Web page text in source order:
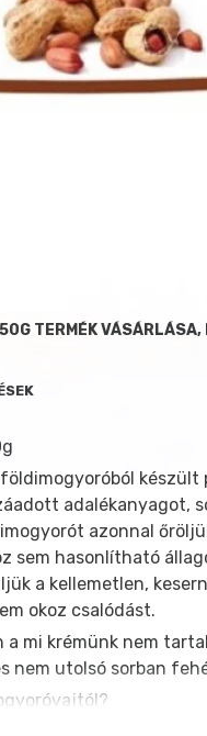
TERMÉK VÁSÁRLÁSA,
földimogyoróból
adalékanyagot,
azonnal
sem hasonlítható
a kellemetlen,
okoz csalódást.
mi krémünk nem
nem utolsó sorban